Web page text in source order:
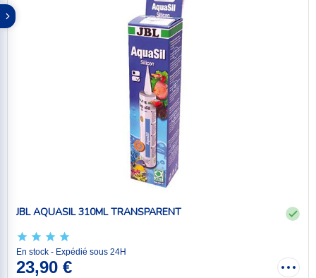
JBL AQUASIL 310ML TRANSPARENT
En stock - Expédié sous 24H
23,90 €